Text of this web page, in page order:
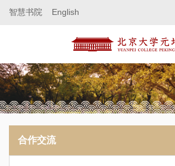
智慧书院 English
合作交流